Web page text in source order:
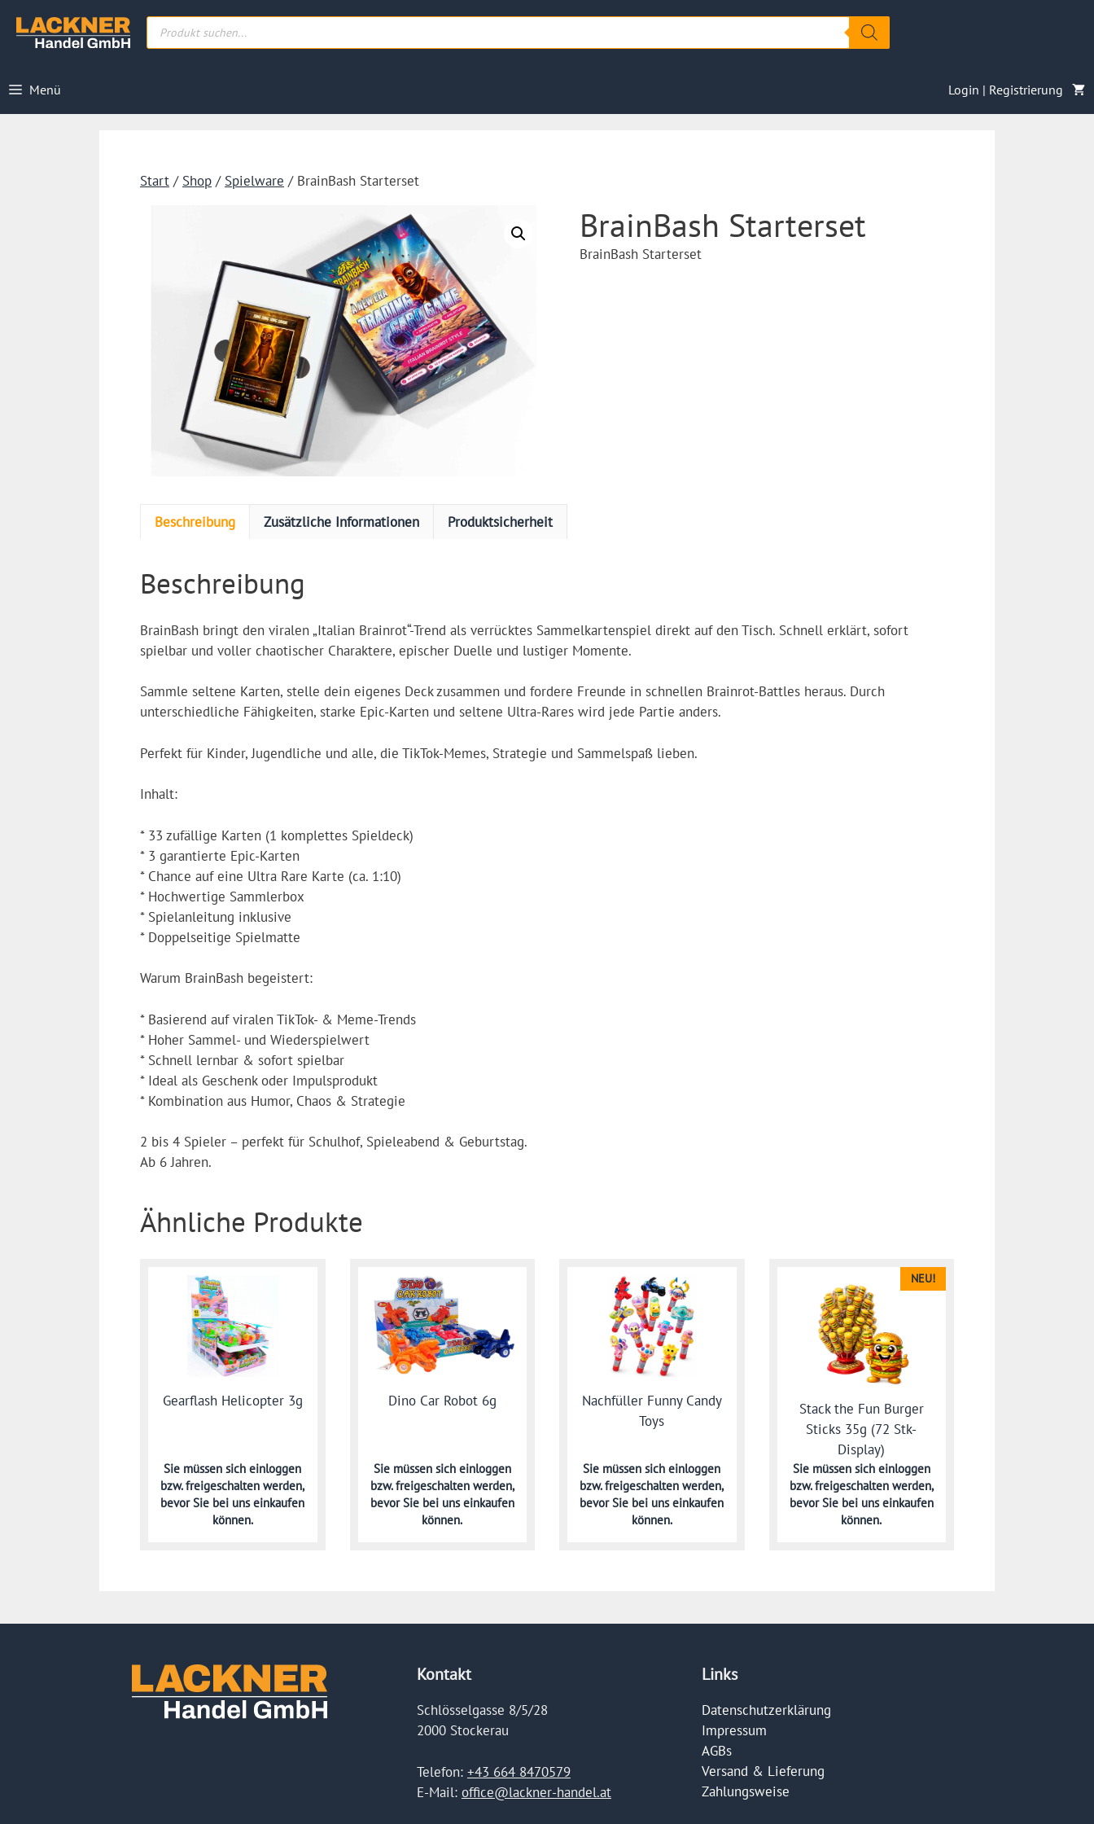
Inhalt
springen
Products
search
Menü Login | Registrierung
Start / Shop / Spielware / BrainBash Starterset
BrainBash Starterset
BrainBash Starterset
Beschreibung Zusätzliche Informationen Produktsicherheit
Beschreibung
BrainBash bringt den viralen „Italian Brainrot“-Trend als verrücktes Sammelkartenspiel direkt auf den Tisch. Schnell erklärt, sofort
spielbar und voller chaotischer Charaktere, epischer Duelle und lustiger Momente.
Sammle seltene Karten, stelle dein eigenes Deck zusammen und fordere Freunde in schnellen Brainrot-Battles heraus. Durch
unterschiedliche Fähigkeiten, starke Epic-Karten und seltene Ultra-Rares wird jede Partie anders.
Perfekt für Kinder, Jugendliche und alle, die TikTok-Memes, Strategie und Sammelspaß lieben.
Inhalt:
* 33 zufällige Karten (1 komplettes Spieldeck)
* 3 garantierte Epic-Karten
* Chance auf eine Ultra Rare Karte (ca. 1:10)
* Hochwertige Sammlerbox
* Spielanleitung inklusive
* Doppelseitige Spielmatte
Warum BrainBash begeistert:
* Basierend auf viralen TikTok- & Meme-Trends
* Hoher Sammel- und Wiederspielwert
* Schnell lernbar & sofort spielbar
* Ideal als Geschenk oder Impulsprodukt
* Kombination aus Humor, Chaos & Strategie
2 bis 4 Spieler – perfekt für Schulhof, Spieleabend & Geburtstag.
Ab 6 Jahren.
Ähnliche Produkte
Gearflash Helicopter 3g
Sie müssen sicheinloggen
bzw. freigeschalten werden,
bevor Sie bei uns einkaufen
können.
Dino Car Robot 6g
Sie müssen sich einloggen
bzw. freigeschalten werden,
bevor Sie bei uns einkaufen
können.
Nachfüller Funny Candy
Toys
Sie müssen sicheinloggen
bzw. freigeschalten werden,
bevor Sie bei uns einkaufen
können.
NEU!
Stack the Fun Burger
Sticks 35g (72 Stk-
Display)
Sie müssen sich einloggen
bzw. freigeschalten werden,
bevor Sie bei uns einkaufen
können.
Kontakt
Schlösselgasse 8/5/28
2000 Stockerau
Telefon: +43 664 8470579
E-Mail: office@lackner-handel.at
Links
Datenschutzerklärung
Impressum
AGBs
Versand & Lieferung
Zahlungsweise